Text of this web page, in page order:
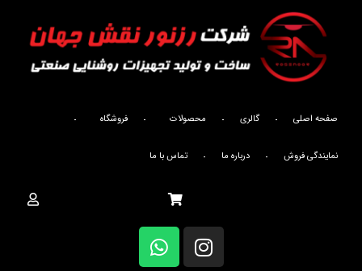
صفحه اصلی گالری محصولات فروشگاه
نمایندگی فروش درباره ما تماس با ما خانه/محصولات/چراغ های سوله ای